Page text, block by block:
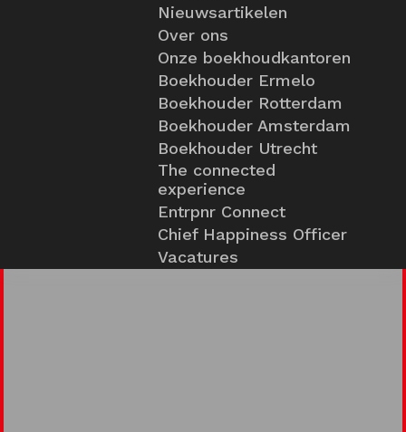
Nieuwsartikelen
Over ons
Onze boekhoudkantoren
Boekhouder Ermelo
Boekhouder Rotterdam
Boekhouder Amsterdam
Boekhouder Utrecht
The connected
experience
Entrpnr Connect
Chief Happiness Officer
Vacatures